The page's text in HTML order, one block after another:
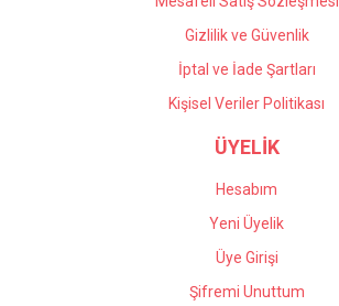
Gizlilik ve Güvenlik
İptal ve İade Şartları
Kişisel Veriler Politikası
ÜYELİK
Hesabım
Yeni Üyelik
Üye Girişi
Şifremi Unuttum